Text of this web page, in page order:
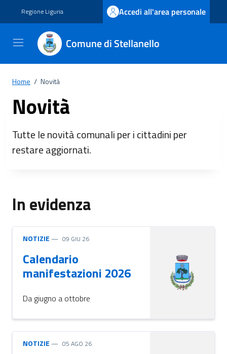
Regione Liguria Accedi all'area personale
Comune di Stellanello
Home / Novità
Novità
Tutte le novità comunali per i cittadini per
restare aggiornati.
In evidenza
NOTIZIE 09 GIU 26
Calendario
manifestazioni 2026
Da giugno a ottobre
NOTIZIE 05 AGO 26